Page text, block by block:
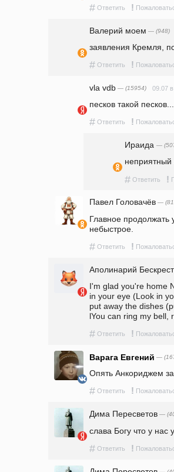
# Ответить !
Валерий моем — (948)
заявления Кремля,
# Ответить !
vla vdb — (15954) 09.07
песков такой песков...
# Ответить !
Ираида —
неприятный
# Ответить !
Павел Головачёв —
Главное продолжать
небыстрое.
# Ответить !
Аполинарий
I'm glad you're home
in your eye (Look in
put away the dishes
lYou can ring my bell,
# Ответить !
Варага Евгений —
Опять Анкориджем
# Ответить !
Дима Пересветов —
слава Богу что у нас
# Ответить !